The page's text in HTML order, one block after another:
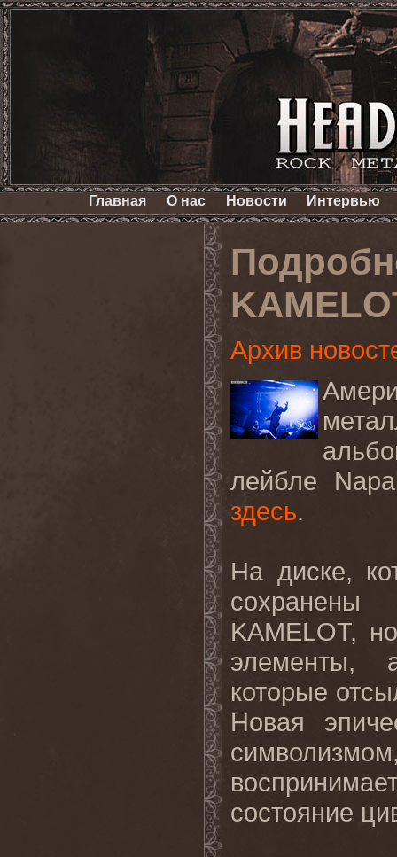
Главная О нас Новости Интервью
Архив
лейбле
здесь.
На диске,
KAMELOT,
элементы,
которые
Новая
состояние